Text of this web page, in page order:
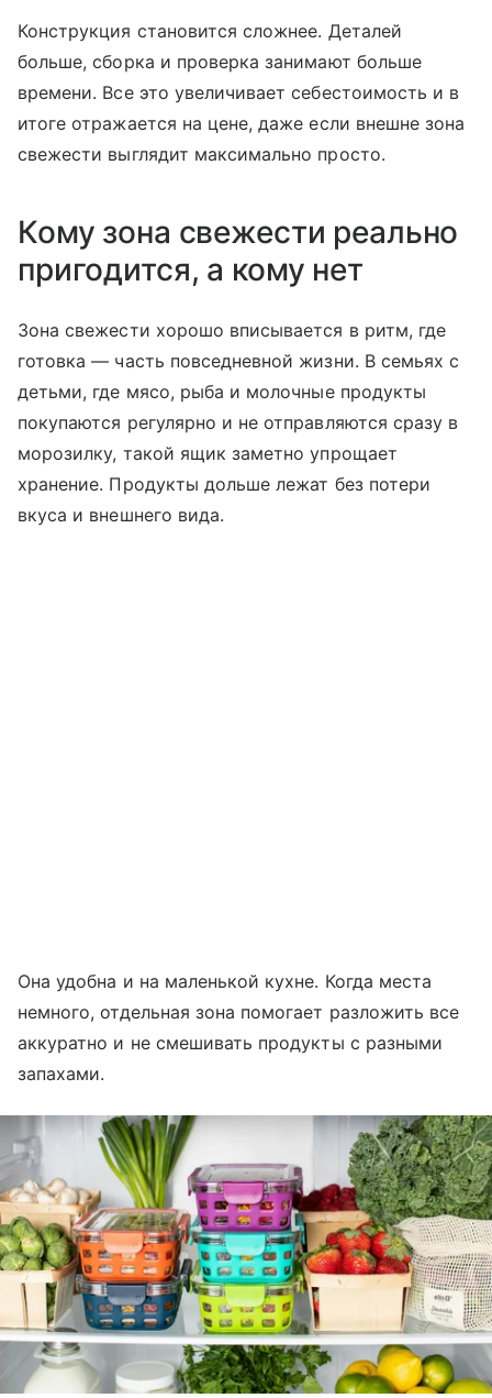
Конструкция становится сложнее. Деталей
больше, сборка и проверка занимают больше
времени. Все это увеличивает себестоимость и в
итоге отражается на цене, даже если внешне зона
свежести выглядит максимально просто.
Кому зона свежести реально
пригодится, а кому нет
Зона свежести хорошо вписывается в ритм, где
готовка — часть повседневной жизни. В семьях с
детьми, где мясо, рыба и молочные продукты
покупаются регулярно и не отправляются сразу в
морозилку, такой ящик заметно упрощает
хранение. Продукты дольше лежат без потери
вкуса и внешнего вида.
Она удобна и на маленькой кухне. Когда места
немного, отдельная зона помогает разложить все
аккуратно и не смешивать продукты с разными
запахами.